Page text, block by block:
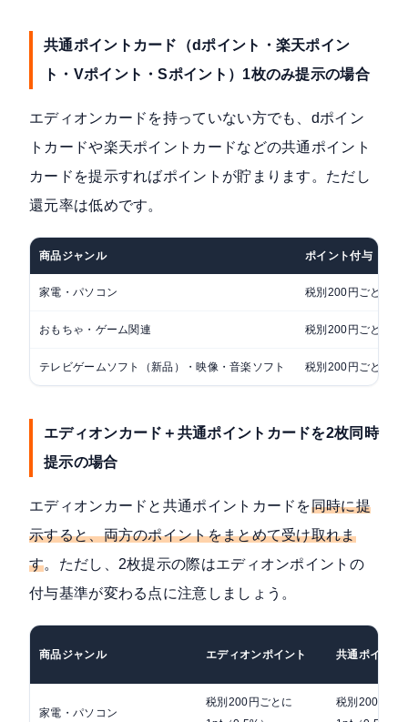
共通ポイントカード（dポイント・楽天ポイン
ト・Vポイント・Sポイント）1枚のみ提示の場合
エディオンカードを持っていない方でも、dポイン
トカードや楽天ポイントカードなどの共通ポイント
カードを提示すればポイントが貯まります。ただし
還元率は低めです。
商品ジャンル ポイント付与
家電・パソコン 税別200円ごとに1
おもちゃ・ゲーム関連 税別200円ごとに1
テレビゲームソフト（新品）・映像・音楽ソフト 税別200円ごとに1
エディオンカード＋共通ポイントカードを2枚同時
提示の場合
エディオンカードと共通ポイントカードを同時に提
示すると、両方のポイントをまとめて受け取れま
す。ただし、2枚提示の際はエディオンポイントの
付与基準が変わる点に注意しましょう。
商品ジャンル エディオンポイント 共通ポイント
家電・パソコン
税別200円ごとに
税別200円ご